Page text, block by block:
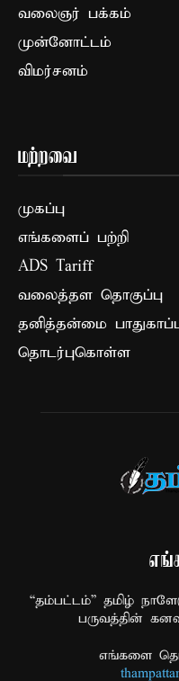
வலைஞர் பக்கம்
முன்னோட்டம்
விமர்சனம்
மற்றவை
முகப்பு
எங்களைப் பற்றி
ADS Tariff
வலைத்தள தொகுப்பு
தனித்தன்மை
தொடர்புகொள்ள
“தம்பட்டம்” தமிழ்
பருவத்தின்
எங்களை